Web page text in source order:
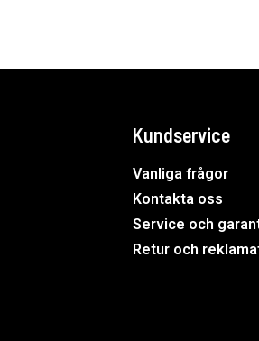
Kundservice
Vanliga frågor
Kontakta oss
Service och
Retur och